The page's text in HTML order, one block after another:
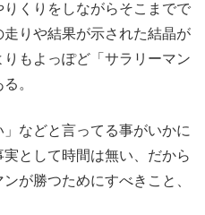
くりをしながらそこまでで
りや結果が示された結晶が
もよっぽど「サラリーマン
。
などと言ってる事がいかに
実として時間は無い、だから
が勝つためにすべきこと、